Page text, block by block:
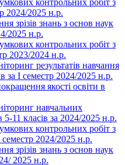
2024/2025 н.р.
зрізів знань з основ наук
2025 н.р.
контрольних робіт з
2023/2024 н.р.
результатів навчання
за І семестр 2024/2025 н.р.
якості освіти в
навчальних
5-11 класів за 2024/2025 н.р.
контрольних робіт з
семестр 2024/2025 н.р.
зрізів знань з основ наук
2025 н.р.